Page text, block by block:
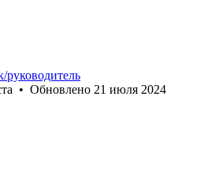
руководитель
• Обновлено 21 июля 2024